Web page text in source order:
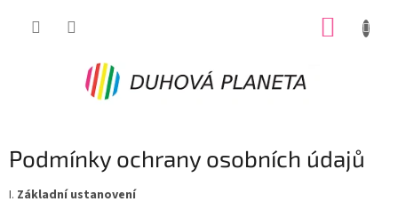
Podmínky ochrany osobních údajů
I. Základní ustanovení